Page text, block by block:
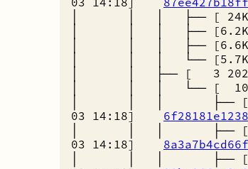
│ │ │ ├── [ 24K
│ │ │ ├── [6.2K
│ │ │ ├── [6.6K
│ │ │ └── [5.7K
│ │ ├── [ 3
│ │ │ └── [ 10
│ │ │ ├── [ 554
03 14:18]
│ │ │ ├── [ 11M
03 14:18]
│ │ │ ├── [ 670